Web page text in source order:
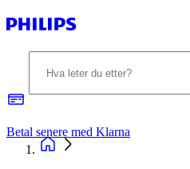
Betal senere med Klarna